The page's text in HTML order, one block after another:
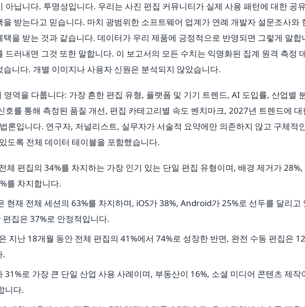
아닙니다. 투명성입니다. 우리는 사진 편집 커뮤니티가 실제 사용 패턴에 대한 공
을 받는다고 믿습니다. 마치 광범위한 소프트웨어 업계가 연례 개발자 설문조사와
택을 받는 것과 같습니다. 데이터가 우리 제품에 긍정적으로 반영되면 그렇게 말합
드러내면 그것 또한 말합니다. 이 보고서의 모든 수치는 익명화된 집계 원격 측정
습니다. 개별 이미지나 사용자 신원은 분석되지 않았습니다.
영역을 다룹니다: 가장 흔한 편집 유형, 플랫폼 및 기기 트렌드, AI 도입률, 산업별
호를 통해 측정된 품질 개선, 편집 카테고리별 속도 벤치마크, 2027년 트렌드에 대
론입니다. 연구자, 저널리스트, 실무자가 서술적 요약에만 의존하지 않고 구체적
도록 전체 데이터 테이블을 포함했습니다.
체 편집의 34%를 차지하는 가장 인기 있는 단일 편집 유형이며, 배경 제거가 28%,
를 차지합니다.
현재 전체 세션의 63%를 차지하며, iOS가 38%, Android가 25%로 선두를 달리고
편집은 37%로 안정적입니다.
지난 18개월 동안 전체 편집의 41%에서 74%로 성장한 반면, 완전 수동 편집은
.
31%로 가장 큰 단일 산업 사용 사례이며, 부동산이 16%, 소셜 미디어 콘텐츠 제작
니다.